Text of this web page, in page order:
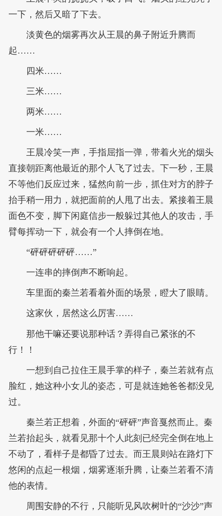
一下，然后又暗了下去。
淡黄色的烟雾再次从王晨的鼻子附近升腾而
起……
四米……
三米……
两米……
一米……
王晨冷笑一声，手指屈指一弹，带着火光的烟头
直接朝距离他最近的那个人飞了过去。下一秒，王晨
不等他们反应过来，猛然向前一步，抓住对方的脖子
抬手稍一用力，就把面前的人甩了出去。紧接着王晨
面色不变，脚下闲庭信步一般躲过其他人的攻击，手
臂每挥动一下，就会有一个人摔倒在地。
“砰砰砰砰砰……”
一连串的摔倒声不断响起。
车里面的秦兰若看着外面的场景，瞪大了眼睛。
这家伙，居然这么厉害……
那他干嘛还要说那种话？弄得自己紧张的不
行！！
一想到自己拉住王晨手掌的样子，秦兰若就有点
脸红，她这种小女儿的姿态，可是就连她爸爸都没见
过。
秦兰若正想着，外面的“砰砰”声音戛然而止。秦
兰若抬起头，就看见那十个人此刻已经完全倒在地上
不动了，看样子是都昏了过去。而王晨则站在路灯下
悠闲的点起一根烟，烟雾逐渐升腾，让秦兰若看不清
他的表情。
周围安静的不行，只能听见风吹树叶的“沙沙”声